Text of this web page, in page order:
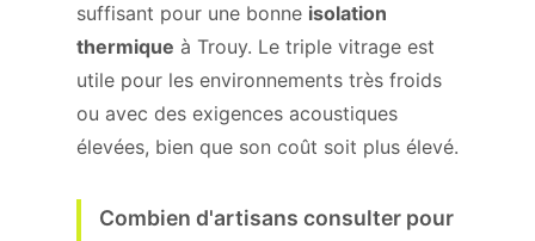
suffisant pour une bonne isolation
thermique à Trouy. Le triple vitrage est
utile pour les environnements très froids
ou avec des exigences acoustiques
élevées, bien que son coût soit plus élevé.
Combien d'artisans consulter pour